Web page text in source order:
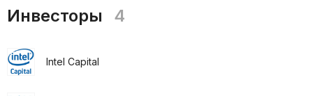
Инвесторы 4
Intel Capital